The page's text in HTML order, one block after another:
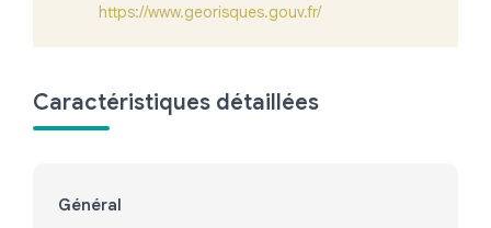
https://www.georisques.gouv.fr/
Caractéristiques détaillées
Général